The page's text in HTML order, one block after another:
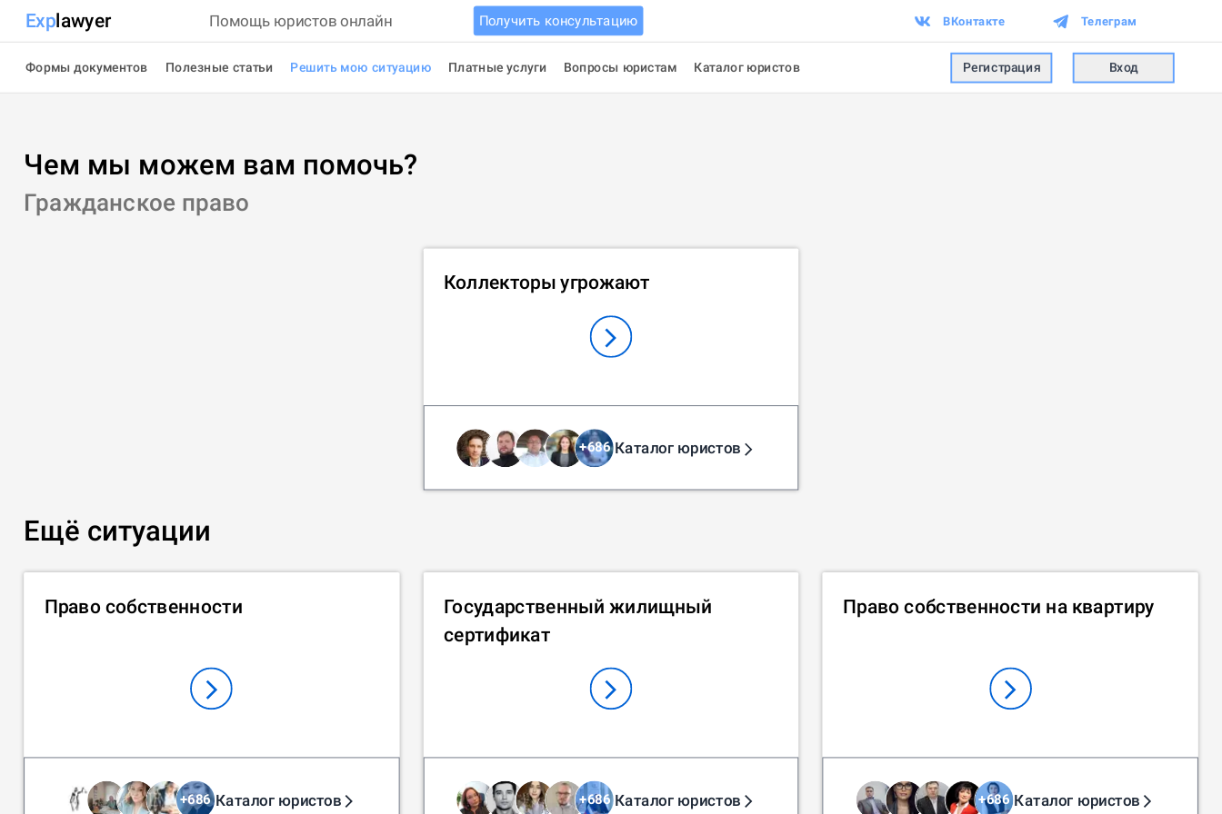
Explawyer Помощь юристов онлайн Получить консультацию ВКонтакте Телеграм
Формы документов Полезные статьи Решить мою ситуацию Платные услуги Вопросы юристам Каталог юристов Регистрация Вход
Чем мы можем вам помочь?
Гражданское право
Коллекторы угрожают
+686 Каталог юристов
Ещё ситуации
Право собственности
+686 Каталог юристов
Государственный жилищный
сертификат
+686 Каталог юристов
Право собственности на квартиру
+686 Каталог юристов